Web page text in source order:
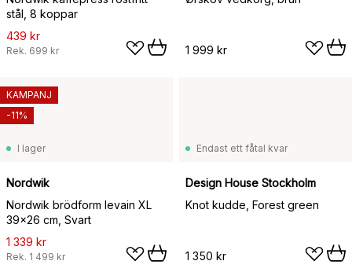
stål, 8 koppar
439 kr
Rek. 699 kr 1 999 kr
I lager
Nordwik
Nordwik brödform levain XL
39x26 cm, Svart
1 339 kr
Rek. 1 499 kr
KAMPANJ
-11%
Endast ett fåtal kvar
Design House Stockholm
Knot kudde, Forest green
1 350 kr